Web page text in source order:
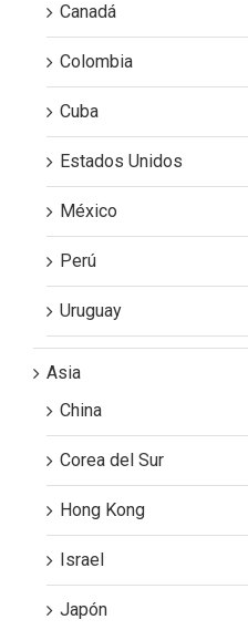
Canadá
Colombia
Cuba
Estados Unidos
México
Perú
Uruguay
Asia
China
Corea del Sur
Hong Kong
Israel
Japón